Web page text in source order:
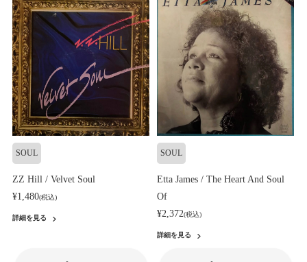
SOUL
ZZ Hill / Velvet Soul
¥1,480(税込)
詳細を見る
SOUL
Etta James / The Heart And Soul
Of
¥2,372(税込)
詳細を見る